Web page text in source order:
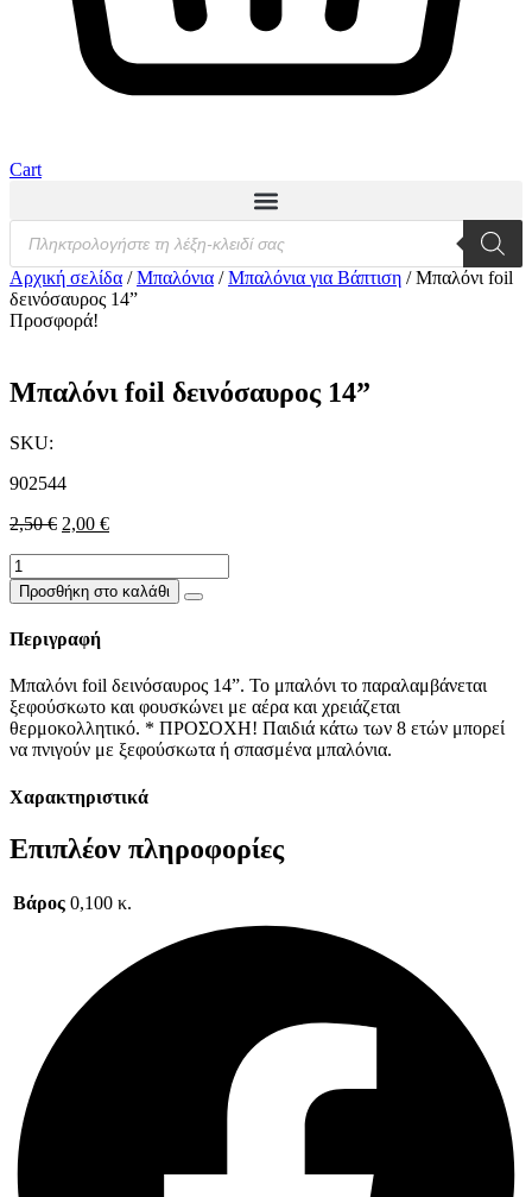
Cart
Products
search
Αρχική σελίδα /Μπαλόνια /Μπαλόνια για Βάπτιση / Μπαλόνι foil
δεινόσαυρος 14”
Προσφορά!
Μπαλόνι foil δεινόσαυρος 14”
SKU:
902544
2,50€ Original
2,50 €.
2,00 €
είναι:
2,00 €.
Μπαλόνι
foil
δεινόσαυρος
14”
ποσότητα
Προσθήκη στο καλάθι
Περιγραφή
Μπαλόνι foil δεινόσαυρος 14”. Το μπαλόνι το παραλαμβάνεται
ξεφούσκωτο και φουσκώνει με αέρα και χρειάζεται
θερμοκολλητικό. * ΠΡΟΣΟΧΗ! Παιδιά κάτω των 8 ετών μπορεί
να πνιγούν με ξεφούσκωτα ή σπασμένα μπαλόνια.
Χαρακτηριστικά
Επιπλέον πληροφορίες
Βάρος 0,100 κ.